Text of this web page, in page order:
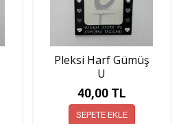
Pleksi Harf Gümüş
U
40,00 TL
SEPETE EKLE